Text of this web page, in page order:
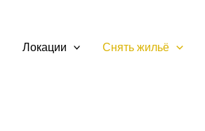
Локации Снять жильё